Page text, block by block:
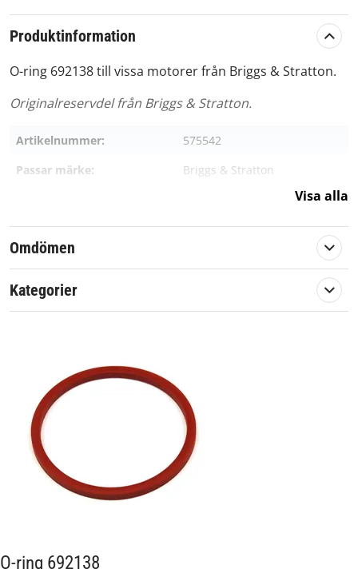
Produktinformation
O-ring 692138 till vissa motorer från Briggs & Stratton.
Originalreservdel från Briggs & Stratton.
Artikelnummer:
575542
Passar märke:
Briggs & Stratton
Visa alla
Omdömen
Kategorier
O-ring 692138